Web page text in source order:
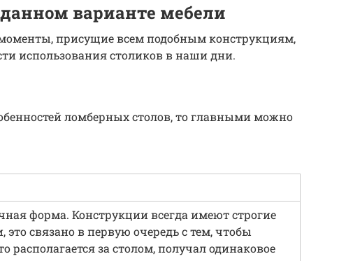
варианте мебели
присущие всем подобным конструкциям,
использования столиков в наши дни.
ломберных столов, то главными можно
форма. Конструкции всегда имеют строгие
это связано в первую очередь с тем, чтобы
располагается за столом, получал одинаковое